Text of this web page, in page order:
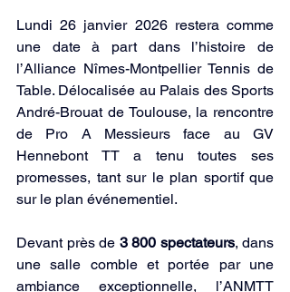
Lundi 26 janvier 2026 restera comme
une date à part dans l’histoire de
l’Alliance Nîmes-Montpellier Tennis de
Table. Délocalisée au Palais des Sports
André-Brouat de Toulouse, la rencontre
de Pro A Messieurs face au GV
Hennebont TT a tenu toutes ses
promesses, tant sur le plan sportif que
sur le plan événementiel.
Devant près de 3 800 spectateurs, dans
une salle comble et portée par une
ambiance exceptionnelle, l’ANMTT